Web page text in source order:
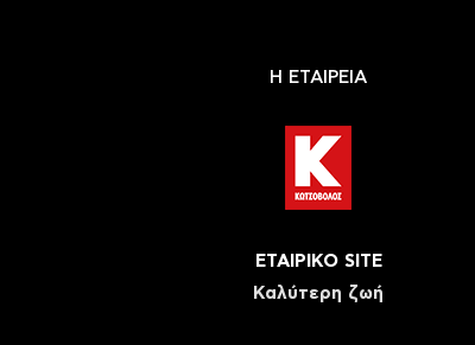
Η ΕΤΑΙΡΕΙΑ
ΕΤΑΙΡΙΚΟ SITE
Καλύτερη ζωή